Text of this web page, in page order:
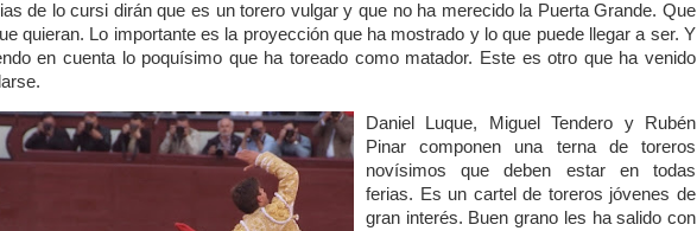
de lo cursi dirán que es un torero vulgar y que no ha merecido la Puerta Grande. Que
quieran. Lo importante es la proyección que ha mostrado y lo que puede llegar a ser. Y
en cuenta lo poquísimo que ha toreado como matador. Este es otro que ha venido
Daniel Luque, Miguel Tendero y Rubén
Pinar componen una terna de toreros
novísimos que deben estar en todas
ferias. Es un cartel de toreros jóvenes de
gran interés. Buen grano les ha salido con